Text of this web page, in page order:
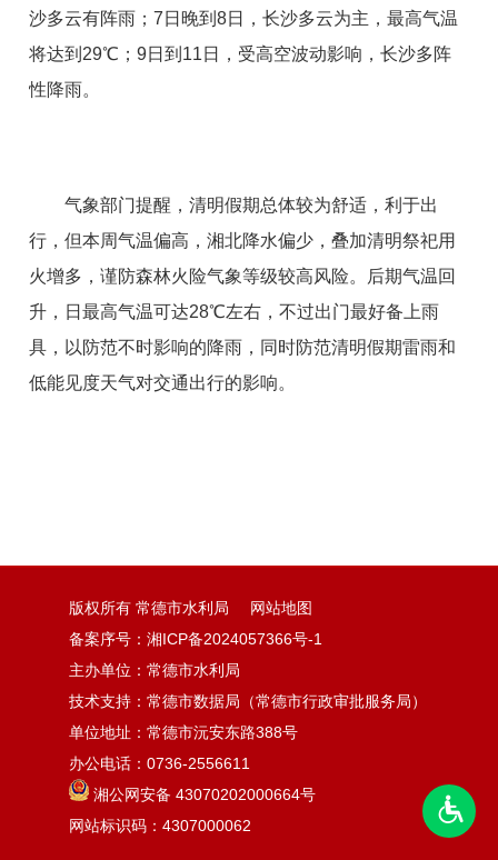
沙多云有阵雨；7日晚到8日，长沙多云为主，最高气温
将达到29℃；9日到11日，受高空波动影响，长沙多阵
性降雨。
气象部门提醒，清明假期总体较为舒适，利于出
行，但本周气温偏高，湘北降水偏少，叠加清明祭祀用
火增多，谨防森林火险气象等级较高风险。后期气温回
升，日最高气温可达28℃左右，不过出门最好备上雨
具，以防范不时影响的降雨，同时防范清明假期雷雨和
低能见度天气对交通出行的影响。
版权所有 常德市水利局
网站地图
备案序号：湘ICP备2024057366号-1
主办单位：常德市水利局
技术支持：常德市数据局（常德市行政审批服务局）
单位地址：常德市沅安东路388号
办公电话：0736-2556611
湘公网安备 43070202000664号
网站标识码：4307000062